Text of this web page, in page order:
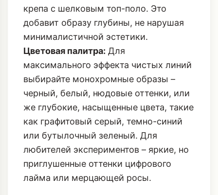
крепа с шелковым топ-поло. Это
добавит образу глубины, не нарушая
минималистичной эстетики.
Цветовая палитра: Для
максимального эффекта чистых линий
выбирайте монохромные образы –
черный, белый, нюдовые оттенки, или
же глубокие, насыщенные цвета, такие
как графитовый серый, темно-синий
или бутылочный зеленый. Для
любителей экспериментов – яркие, но
приглушенные оттенки цифрового
лайма или мерцающей росы.